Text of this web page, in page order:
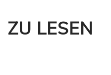
ZU LESEN